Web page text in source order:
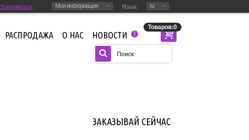
Моя информация Язык: ru
РАСПРОДАЖА О НАС НОВОСТИ !
Товаров:0
ЗАКАЗЫВАЙ СЕЙЧАС